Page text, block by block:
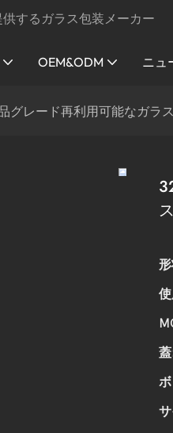
するガラス包装メーカー
OEM&ODM ニュ
グレード再利用可能なガラ